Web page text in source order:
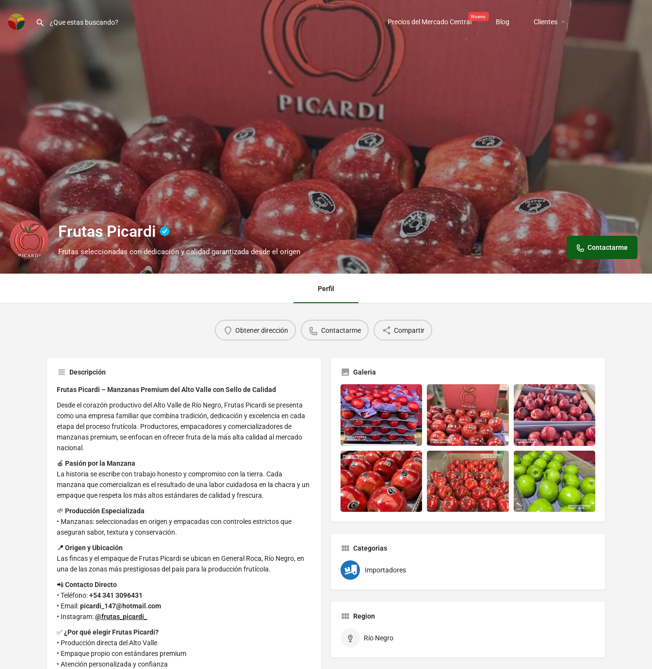
Precios del Mercado Central Blog Clientes
Frutas Picardi
Frutas seleccionadas con dedicación y calidad garantizada desde el origen Contactarme
Perfil
Obtener dirección Contactarme Compartir
Descripción
Frutas Picardi – Manzanas Premium del Alto Valle con Sello de Calidad
Desde el corazón productivo del Alto Valle de Río Negro, Frutas Picardi se presenta
como una empresa familiar que combina tradición, dedicación y excelencia en cada
etapa del proceso frutícola. Productores, empacadores y comercializadores de
manzanas premium, se enfocan en ofrecer fruta de la más alta calidad al mercado
nacional.
🍎 Pasión por la Manzana
La historia se escribe con trabajo honesto y compromiso con la tierra. Cada
manzana que comercializan es el resultado de una labor cuidadosa en la chacra y un
empaque que respeta los más altos estándares de calidad y frescura.
🌱 Producción Especializada
• Manzanas: seleccionadas en origen y empacadas con controles estrictos que
aseguran sabor, textura y conservación.
📍 Origen y Ubicación
Las fincas y el empaque de Frutas Picardi se ubican en General Roca, Río Negro, en
una de las zonas más prestigiosas del país para la producción frutícola.
📲Contacto Directo
• Teléfono:+54 341 3096431
• Email:picardi_147@hotmail.com
• Instagram:@frutas_picardi_
✅¿Por qué elegir Frutas Picardi?
• Producción directa del Alto Valle
• Empaque propio con estándares premium
• Atención personalizada y confianza
Galeria
Categorias
Importadores
Region
Río Negro